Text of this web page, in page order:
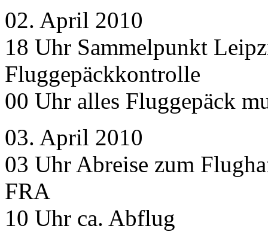
02. April 2010
18 Uhr Sammelpunkt
Fluggepäckkontrolle
00 Uhr alles Fluggepäck
03. April 2010
03 Uhr Abreise zum
FRA
10 Uhr ca. Abflug